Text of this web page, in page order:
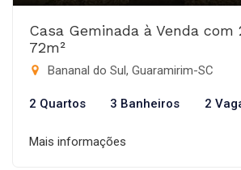
Casa Geminada à Venda com
72m²
Bananal do Sul, Guaramirim-SC
2 Quartos 3 Banheiros 2
Mais informações